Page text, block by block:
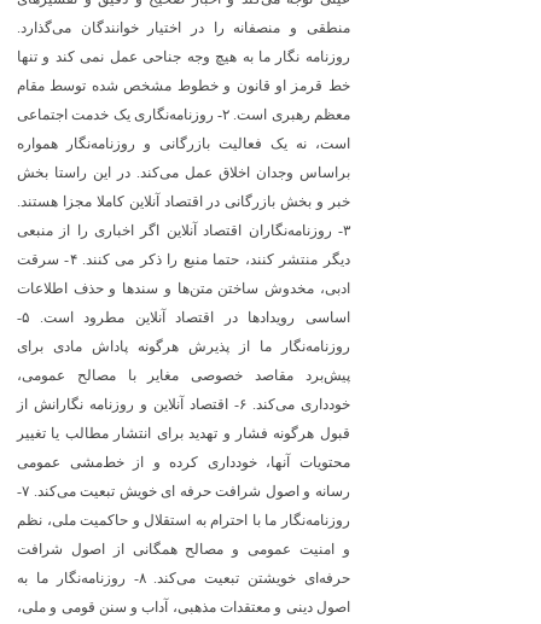
منطقی و منصفانه را در اختیار خوانندگان می‌گذارد.
روزنامه نگار ما به هیچ وجه جناحی عمل نمی کند و تنها
خط قرمز او قانون و خطوط مشخص شده توسط مقام
معظم رهبری است. ۲- روزنامه‌نگاری یک خدمت اجتماعی
است، نه یک فعالیت بازرگانی و روزنامه‌نگار همواره
براساس وجدان اخلاق عمل می‌کند. در این راستا بخش
خبر و بخش بازرگانی در اقتصاد آنلاین کاملا مجزا هستند.
۳- روزنامه‌نگاران اقتصاد آنلاین اگر اخباری را از منبعی
دیگر منتشر کنند، حتما منبع را ذکر می کنند. ۴- سرقت
ادبی، مخدوش ساختن متن‌ها و سندها و حذف اطلاعات
اساسی رویدادها در اقتصاد آنلاین مطرود است. ۵-
روزنامه‌نگار ما از پذیرش هرگونه پاداش مادی برای
پیش‌برد مقاصد خصوصی مغایر با مصالح عمومی،
خودداری می‌کند. ۶- اقتصاد آنلاین و روزنامه نگارانش از
قبول هرگونه فشار و تهدید برای انتشار مطالب یا تغییر
محتویات آنها، خودداری کرده و از خط‌مشی عمومی
رسانه و اصول شرافت حرفه ای خویش تبعیت می‌کند. ۷-
روزنامه‌نگار ما با احترام به استقلال و حاکمیت ملی، نظم
و امنیت عمومی و مصالح همگانی از اصول شرافت
حرفه‌ای خویشتن تبعیت می‌کند. ۸- روزنامه‌نگار ما به
اصول دینی و معتقدات مذهبی، آداب و سنن قومی و ملی،